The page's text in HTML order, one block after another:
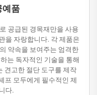
예품
공급된 경목재만을 사용
을 자랑합니다. 각 제품은
약속을 보여주는 엄격한
는 독자적인 기술을 통해
견고한 절단 도구를 제작
프 모두에게 필수적인 제
다.